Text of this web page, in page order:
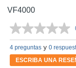
VF4000
4 preguntas y 0
ESCRIBA UNA